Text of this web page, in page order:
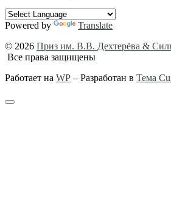
Powered by
Translate
© 2026 Приз им. В.В. Дехтерёва &
Все права защищены
Работает на WP – Разработан в Тема